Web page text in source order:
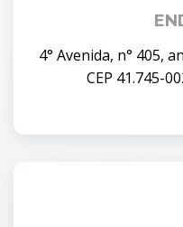
4° Avenida, n° 405,
CEP 41.745-